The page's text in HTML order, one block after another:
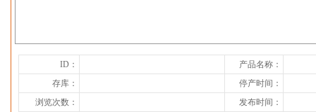
ID：
产品名称：
存库：
停产时间：
浏览次数：
发布时间：